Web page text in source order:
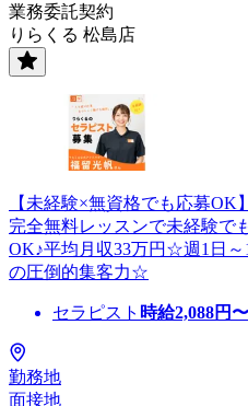
業務委託契約
りらくる 松島店
【未経験×無資格でも応募
完全無料レッスンで未経験で
OK♪平均月収33万円☆週1日
の圧倒的集客力☆
セラピスト 時給2,088円〜
勤務地
面接地